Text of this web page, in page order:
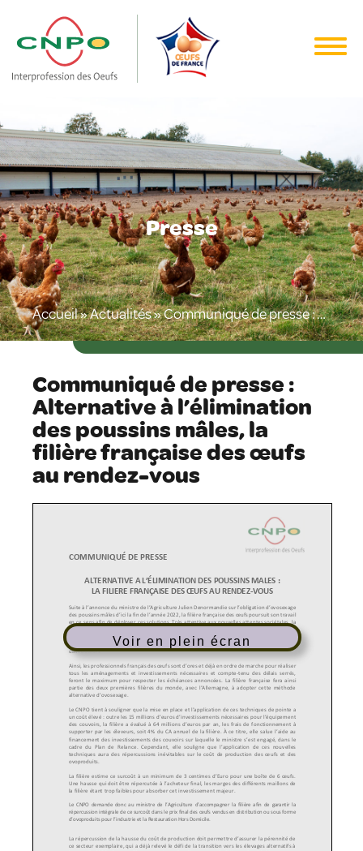
Presse
Accueil»Actualités»Communiqué de presse : Alternative à l’élimination des poussins mâles, la filière française des œufs au rendez-vous
Communiqué de presse :
Alternative à l’élimination
des poussins mâles, la
filière française des œufs
au rendez-vous
Voir en plein écran